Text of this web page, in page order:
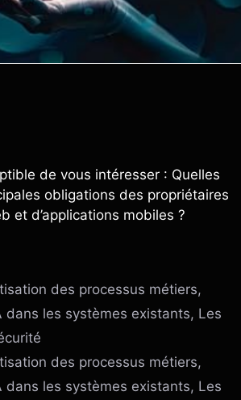
de vous intéresser : Quelles
obligations des propriétaires
et d’applications mobiles ?
des processus métiers,
dans les systèmes existants, Les
des processus métiers,
dans les systèmes existants, Les